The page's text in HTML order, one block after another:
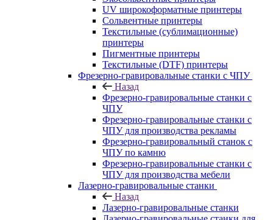
UV широкоформатные принтеры
Сольвентные принтеры
Текстильные (сублимационные)
принтеры
Пигментные принтеры
Текстильные (DTF) принтеры
Фрезерно-гравировальные станки с ЧПУ
Назад
Фрезерно-гравировальные станки с
ЧПУ
Фрезерно-гравировальные станки с
ЧПУ для производства рекламы
Фрезерно-гравировальный станок с
ЧПУ по камню
Фрезерно-гравировальные станки с
ЧПУ для производства мебели
Лазерно-гравировальные станки
Назад
Лазерно-гравировальные станки